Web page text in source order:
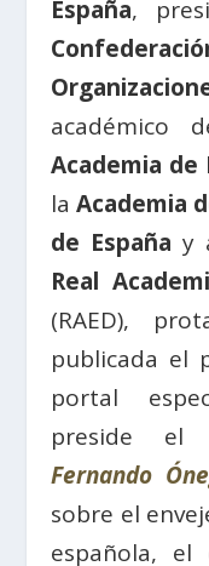
España,
académico
Academia de
laAcademia
de España y
Real
(RAED),
publicada el
portal
preside el
Fernando
sobre el
española,